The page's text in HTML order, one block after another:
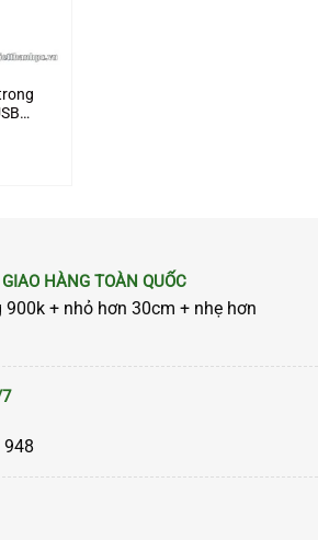
HÀNG TOÀN QUỐC
+ nhỏ hơn 30cm + nhẹ hơn
948